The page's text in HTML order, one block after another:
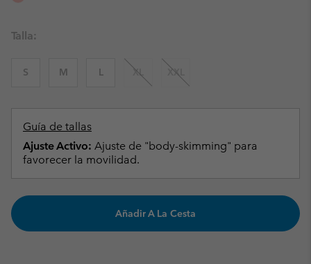
Talla:
S M L XL XXL
Guía de tallas
Ajuste Activo: Ajuste de "body-skimming" para
favorecer la movilidad.
Añadir A La Cesta